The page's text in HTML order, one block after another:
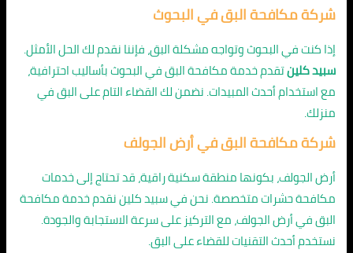
شركة مكافحة البق في البحوث
إذا كنت في البحوث وتواجه مشكلة البق، فإننا نقدم لك الحل الأمثل.
سبيد كلينتقدم خدمة مكافحة البق في البحوث بأساليب احترافية،
مع استخدام أحدث المبيدات. نضمن لك القضاء التام على البق في
منزلك.
شركة مكافحة البق في أرض الجولف
أرض الجولف، بكونها منطقة سكنية راقية، قد تحتاج إلى خدمات
مكافحة حشرات متخصصة. نحن في سبيد كلين نقدم خدمة مكافحة
البق في أرض الجولف، مع التركيز على سرعة الاستجابة والجودة.
نستخدم أحدث التقنيات للقضاء على البق.